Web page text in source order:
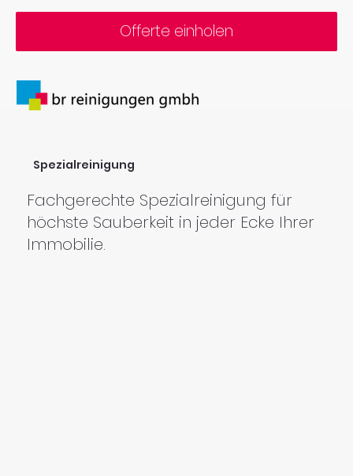
Offerte einholen
Spezialreinigung
Fachgerechte Spezialreinigung für
höchste Sauberkeit in jeder Ecke Ihrer
Immobilie.